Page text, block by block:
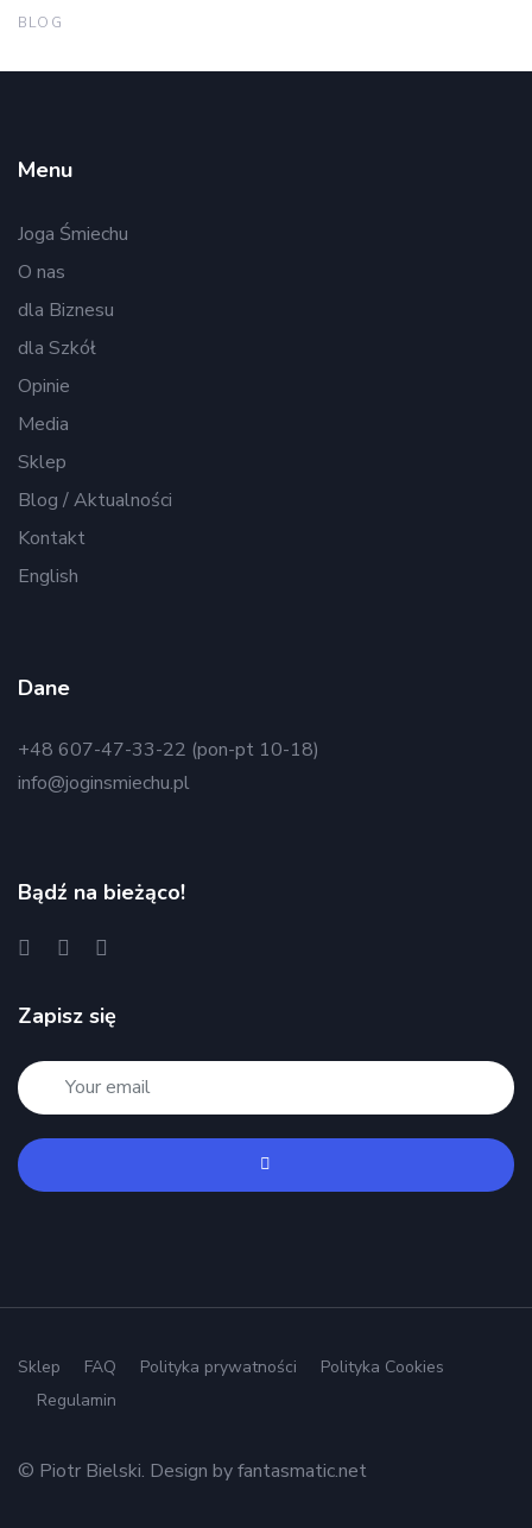
BLOG
Menu
Joga Śmiechu
O nas
dla Biznesu
dla Szkół
Opinie
Media
Sklep
Blog / Aktualności
Kontakt
English
Dane
+48 607-47-33-22 (pon-pt 10-18)
info@joginsmiechu.pl
Bądź na bieżąco!
Zapisz się
Sklep FAQ Polityka prywatności
Polityka Cookies
Regulamin
© Piotr Bielski. Design byfantasmatic.net